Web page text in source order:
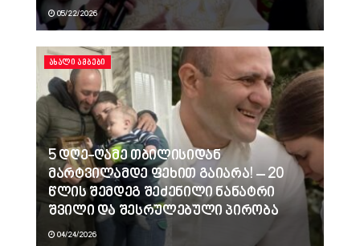
05/22/2026
ᲐᲮᲐᲚᲘ ᲐᲛᲑᲔᲑᲘ
5 დღე-ღამე თბილისიდან
მარტვილამდე ფეხით გაიარა! – 20
წლის შემდეგ შეძენილი ნანატრი
შვილი და შესრულებული პირობა
04/24/2026